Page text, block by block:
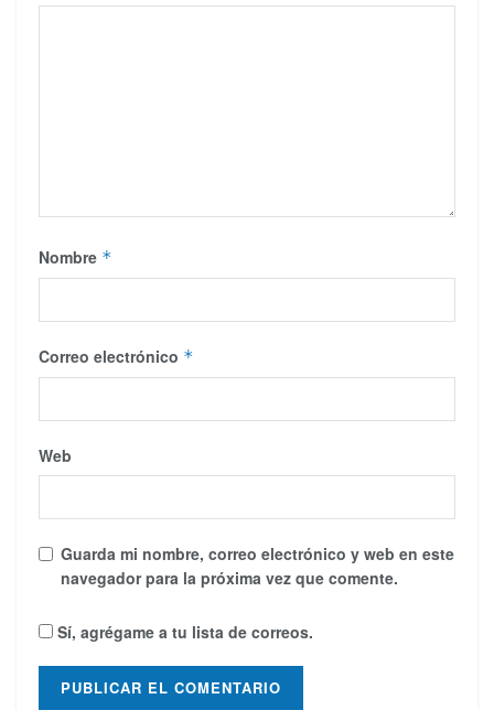
Nombre *
Correo electrónico *
Web
Guarda mi nombre, correo electrónico y web en este
navegador para la próxima vez que comente.
Sí, agrégame a tu lista de correos.